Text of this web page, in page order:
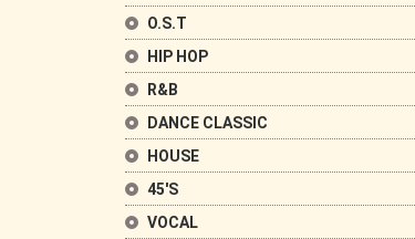
O.S.T
HIP HOP
R&B
DANCE CLASSIC
HOUSE
45'S
VOCAL